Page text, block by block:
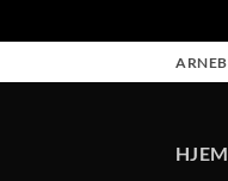
to
HJEM